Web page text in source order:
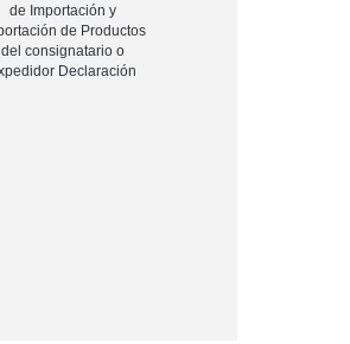
de Importación y
de Productos
del consignatario o
Declaración